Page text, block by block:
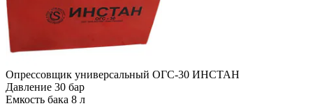
Опрессовщик универсальный ОГС-30 ИНСТАН
Давление 30 бар
Емкость бака 8 л